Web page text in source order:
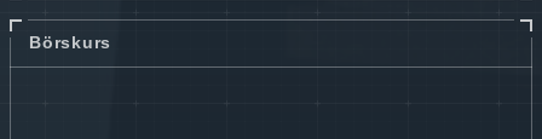
Börskurs